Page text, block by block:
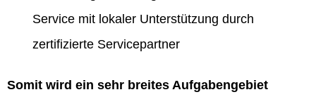
Service mit lokaler Unterstützung durch
zertifizierte Servicepartner
Somit wird ein sehr breites Aufgabengebiet